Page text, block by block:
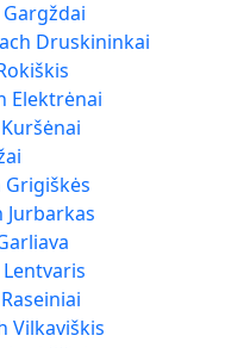
Druskininkai
Elektrėnai
Jurbarkas
Vilkaviškis